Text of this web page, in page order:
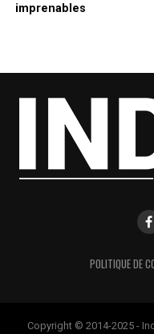
imprenables
POLITIQUE DE
Copyright © 2014-2025 -